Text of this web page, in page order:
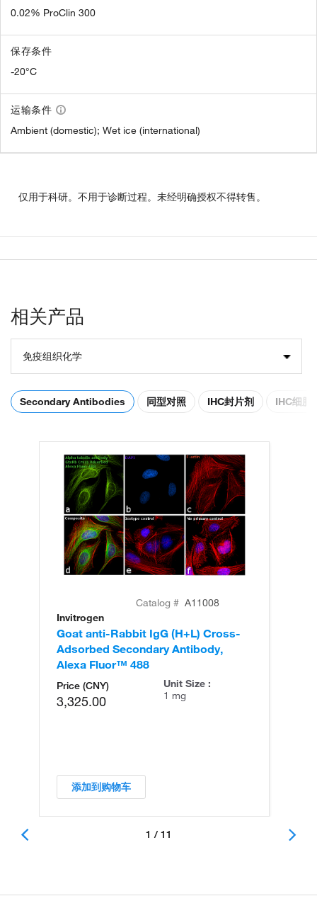
0.02% ProClin 300
保存条件
-20°C
运输条件
Ambient (domestic); Wet ice (international)
仅用于科研。不用于诊断过程。未经明确授权不得转售。
相关产品
免疫组织化学
Secondary Antibodies 同型对照 IHC封片剂 IHC细胞
Catalog # A11008
Invitrogen
Goat anti-Rabbit IgG (H+L) Cross-
Adsorbed Secondary Antibody,
Alexa Fluor™ 488
Price (CNY)
3,325.00
Unit Size :
1 mg
添加到购物车
1 / 11